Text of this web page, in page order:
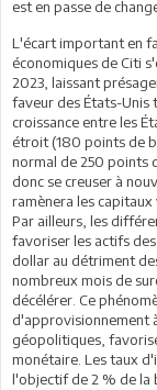
est en passe de
L'écart important en
économiques de Citi
2023, laissant
faveur des États-Unis
croissance entre les
étroit (180 points de
normal de 250 points
donc se creuser à
ramènera les
Par ailleurs, les
favoriser les actifs
dollar au détriment
nombreux mois de
décélérer. Ce
d'approvisionnement
géopolitiques,
monétaire. Les taux
l'objectif de 2 % de la